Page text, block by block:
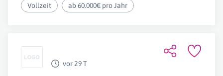
Vollzeit ab 60.000€ pro Jahr
vor 29 T